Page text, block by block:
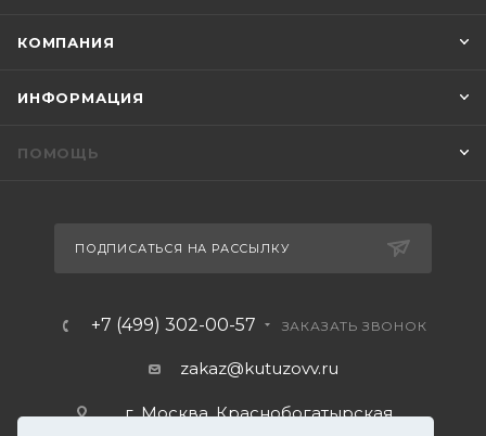
КОМПАНИЯ
ИНФОРМАЦИЯ
ПОМОЩЬ
ПОДПИСАТЬСЯ НА РАССЫЛКУ
+7 (499) 302-00-57 ЗАКАЗАТЬ ЗВОНОК
zakaz@kutuzovv.ru
г. Москва, Краснобогатырская